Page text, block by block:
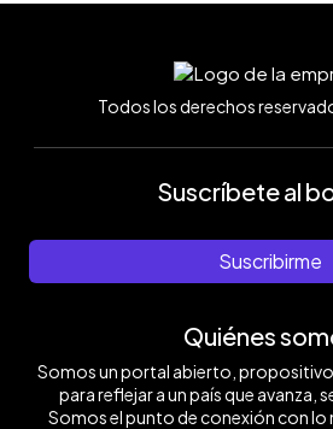
Todos los derechos
Suscríbete al
Suscribirme
Quiénes
Somos un portal abierto,
para reflejar a un país que avanza,
Somos el punto de conexión con lo